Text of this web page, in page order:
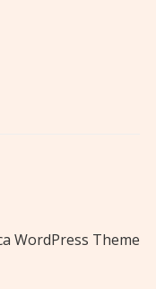
WordPress Theme